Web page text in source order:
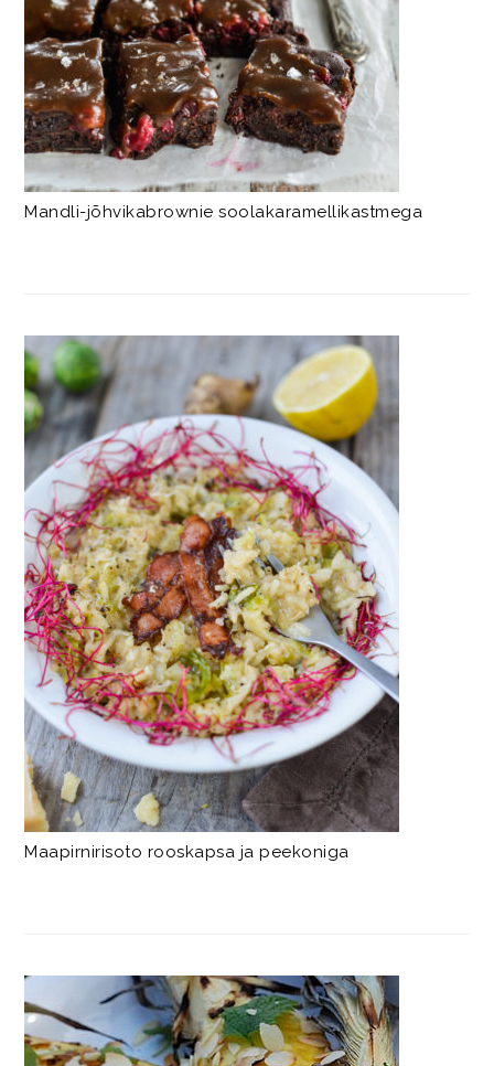
Mandli-jõhvikabrownie soolakaramellikastmega
Maapirnirisoto rooskapsa ja peekoniga